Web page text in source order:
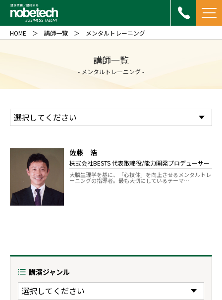
講師一覧
- メンタルトレーニング -
HOME 講師一覧 メンタルトレーニング
佐藤 浩
株式会社BESTS 代表取締役/能力開発プロデューサー
大脳生理学を基に、「心技体」を向上させるメンタルトレ
ーニングの指導者。最も大切にしているテーマ…
講演ジャンル